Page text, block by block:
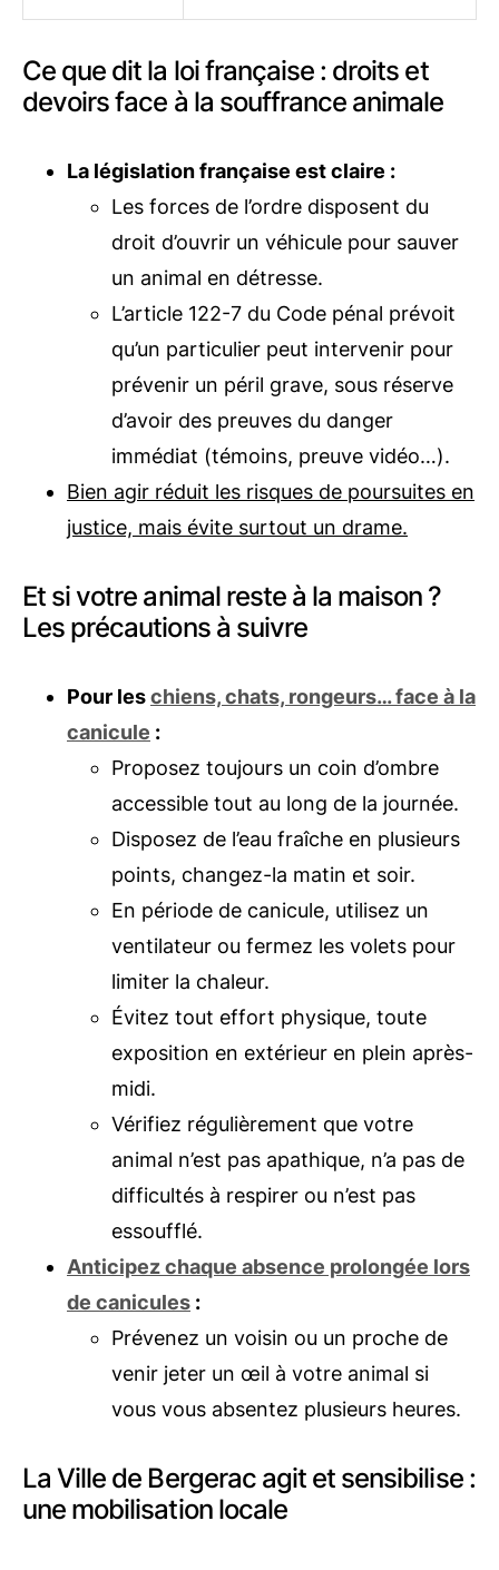
Ce que dit la loi française : droits et
devoirs face à la souffrance animale
La législation française est claire :
Les forces de l’ordre disposent du
droit d’ouvrir un véhicule pour sauver
un animal en détresse.
L’article 122-7 du Code pénal prévoit
qu’un particulier peut intervenir pour
prévenir un péril grave, sous réserve
d’avoir des preuves du danger
immédiat (témoins, preuve vidéo…).
Bien agir réduit les risques de poursuites en
justice, mais évite surtout un drame.
Et si votre animal reste à la maison ?
Les précautions à suivre
Pour leschiens, chats, rongeurs… face à la
canicule :
Proposez toujours un coin d’ombre
accessible tout au long de la journée.
Disposez de l’eau fraîche en plusieurs
points, changez-la matin et soir.
En période de canicule, utilisez un
ventilateur ou fermez les volets pour
limiter la chaleur.
Évitez tout effort physique, toute
exposition en extérieur en plein après-
midi.
Vérifiez régulièrement que votre
animal n’est pas apathique, n’a pas de
difficultés à respirer ou n’est pas
essoufflé.
Anticipez chaque absence prolongée lors
de canicules :
Prévenez un voisin ou un proche de
venir jeter un œil à votre animal si
vous vous absentez plusieurs heures.
La Ville de Bergerac agit et sensibilise :
une mobilisation locale